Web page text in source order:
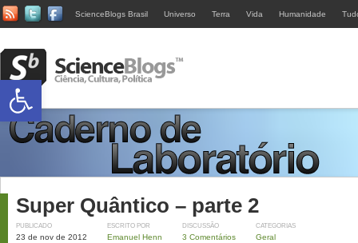
ScienceBlogs Brasil Universo Terra Vida Humanidade
Super Quântico – parte 2
PUBLICADO
23 de nov de 2012
ESCRITO POR
Emanuel Henn
DISCUSSÃO
3 Comentários
CATEGORIAS
Geral
Abrir a barra de ferramentas